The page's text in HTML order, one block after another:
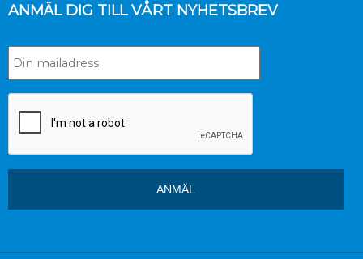
ANMÄL DIG TILL VÅRT NYHETSBREV